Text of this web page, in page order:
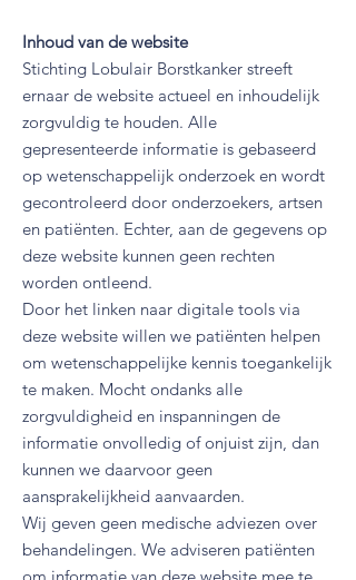
Inhoud van de website
Stichting Lobulair Borstkanker streeft
ernaar de website actueel en inhoudelijk
zorgvuldig te houden. Alle
gepresenteerde informatie is gebaseerd
op wetenschappelijk onderzoek en wordt
gecontroleerd door onderzoekers, artsen
en patiënten. Echter, aan de gegevens op
deze website kunnen geen rechten
worden ontleend.
Door het linken naar digitale tools via
deze website willen we patiënten helpen
om wetenschappelijke kennis toegankelijk
te maken. Mocht ondanks alle
zorgvuldigheid en inspanningen de
informatie onvolledig of onjuist zijn, dan
kunnen we daarvoor geen
aansprakelijkheid aanvaarden. ​​
Wij geven geen medische adviezen over
behandelingen. We adviseren patiënten